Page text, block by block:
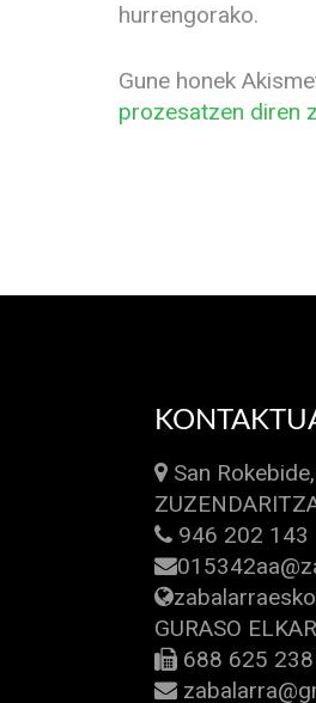
hurrengorako.
Gune honek
prozesatzen diren
San
946 202 143
GURASO
688 625 238